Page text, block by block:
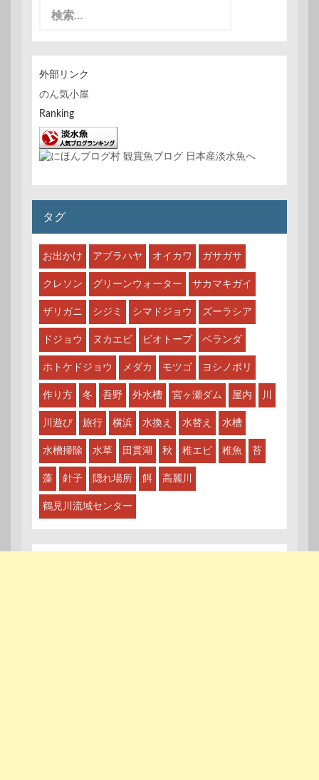
外部リンク
のん気小屋
Ranking
タグ
お出かけ アブラハヤ オイカワ ガサガサ
クレソン グリーンウォーター サカマキガイ
ザリガニ シジミ シマドジョウ ズーラシア
ドジョウ ヌカエビ ビオトープ ベランダ
ホトケドジョウ メダカ モツゴ ヨシノボリ
作り方 冬 吾野 外水槽 宮ヶ瀬ダム 屋内 川
川遊び 旅行 横浜 水換え 水替え 水槽
水槽掃除 水草 田貫湖 秋 稚エビ 稚魚 苔
藻 針子 隠れ場所 餌 高麗川
鶴見川流域センター